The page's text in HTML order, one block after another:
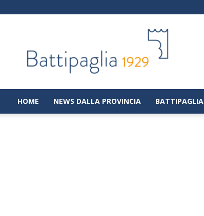
|
Notizie
dalla
città
di
HOME NEWS DALLA PROVINCIA BATTIPAGLIA